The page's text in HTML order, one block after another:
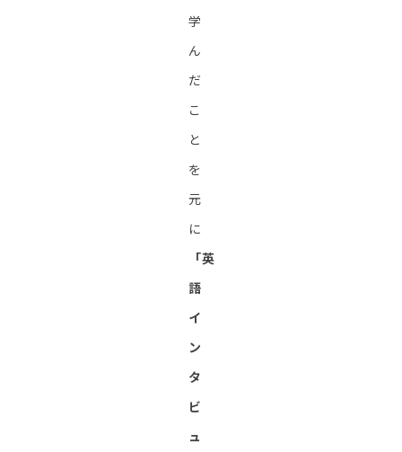
学
ん
だ
こ
と
を
元
に
「英
語
イ
ン
タ
ビ
ュ